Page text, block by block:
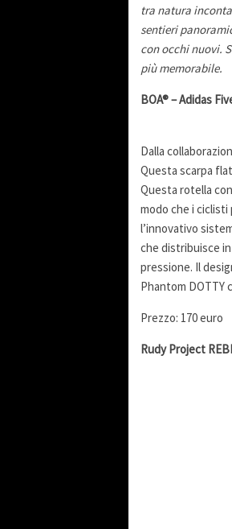
tra natura
sentieri
con occhi nuovi.
più memorabile.
BOA® – Adidas
Dalla
Questa scarpa
Questa rotella
modo che i
l’innovativo
che distribuisce
pressione. Il
Phantom DOTTY
Prezzo: 170 euro
Rudy Project